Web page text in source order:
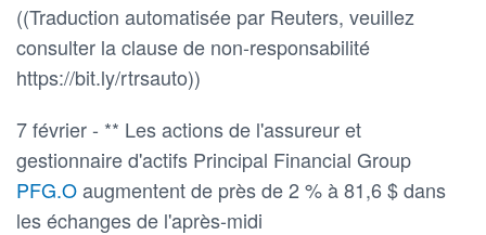
((Traduction automatisée par Reuters, veuillez
consulter la clause de non-responsabilité
https://bit.ly/rtrsauto))
7 février - ** Les actions de l'assureur et
gestionnaire d'actifs Principal Financial Group
PFG.Oaugmentent de près de 2 % à 81,6 $ dans
les échanges de l'après-midi